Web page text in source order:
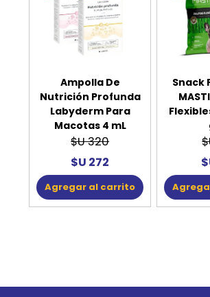
Ampolla De
Nutrición Profunda
Labyderm Para
Macotas 4 mL
$U 320
$U 272
Agregar al carrito
Snack